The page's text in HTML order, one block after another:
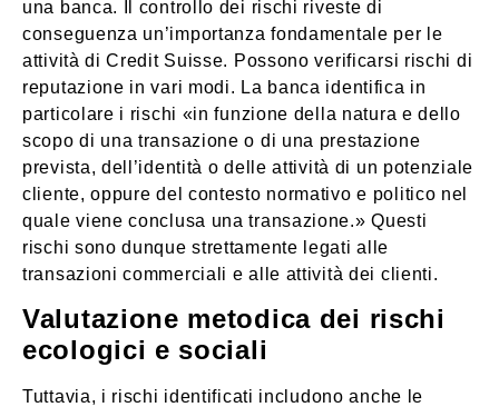
una banca. Il controllo dei rischi riveste di
conseguenza un’importanza fondamentale per le
attività di Credit Suisse. Possono verificarsi rischi di
reputazione in vari modi. La banca identifica in
particolare i rischi «in funzione della natura e dello
scopo di una transazione o di una prestazione
prevista, dell’identità o delle attività di un potenziale
cliente, oppure del contesto normativo e politico nel
quale viene conclusa una transazione.» Questi
rischi sono dunque strettamente legati alle
transazioni commerciali e alle attività dei clienti.
Valutazione metodica dei rischi
ecologici e sociali
Tuttavia, i rischi identificati includono anche le